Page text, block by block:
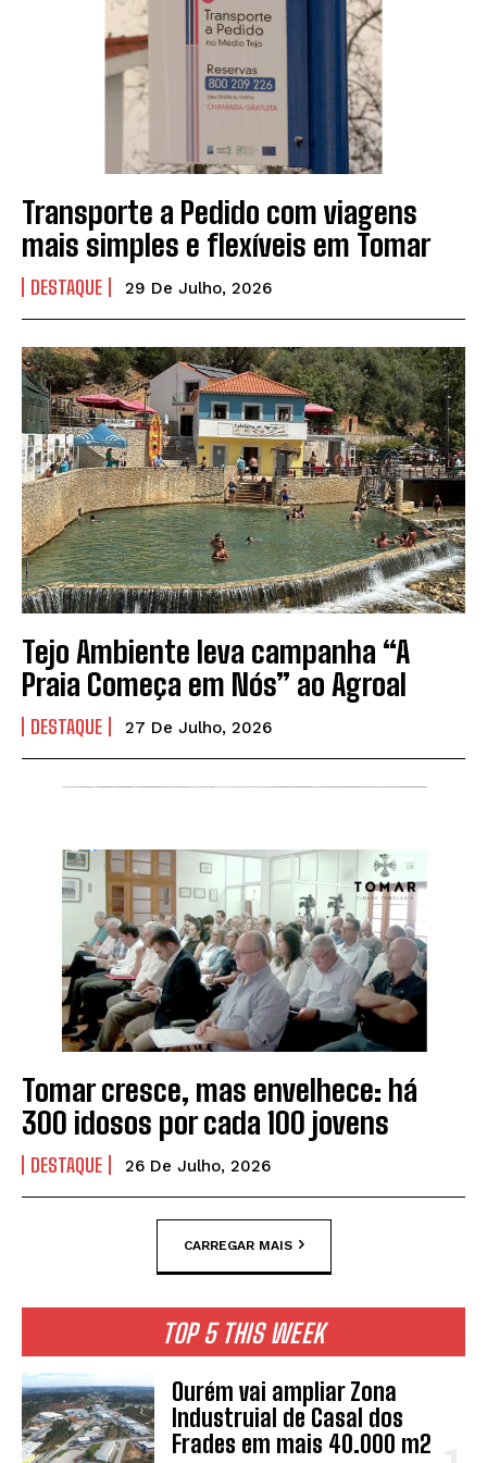
Transporte a Pedido com viagens
mais simples e flexíveis em Tomar
DESTAQUE 29 De Julho, 2026
Tejo Ambiente leva campanha “A
Praia Começa em Nós” ao Agroal
DESTAQUE 27 De Julho, 2026
Tomar cresce, mas envelhece: há
300 idosos por cada 100 jovens
DESTAQUE 26 De Julho, 2026
CARREGAR MAIS
TOP 5 THIS WEEK
Ourém vai ampliar Zona
Industruial de Casal dos
Frades em mais 40.000 m2